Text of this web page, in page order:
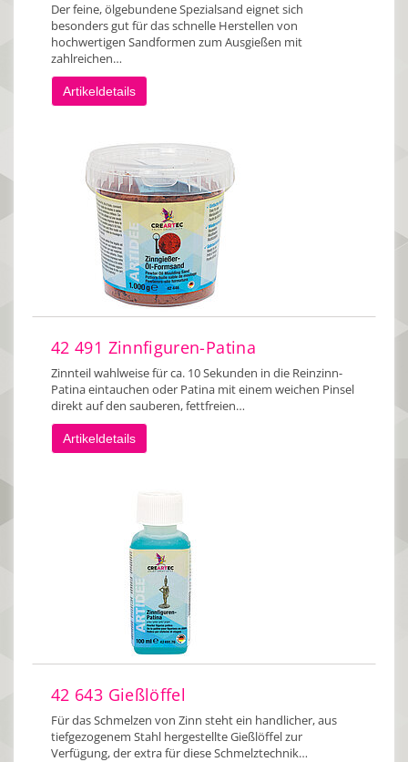
Der feine, ölgebundene Spezialsand eignet sich
besonders gut für das schnelle Herstellen von
hochwertigen Sandformen zum Ausgießen mit
zahlreichen…
Artikeldetails
42 491 Zinnfiguren-Patina
Zinnteil wahlweise für ca. 10 Sekunden in die Reinzinn-
Patina eintauchen oder Patina mit einem weichen Pinsel
direkt auf den sauberen, fettfreien…
Artikeldetails
42 643 Gießlöffel
Für das Schmelzen von Zinn steht ein handlicher, aus
tiefgezogenem Stahl hergestellte Gießlöffel zur
Verfügung, der extra für diese Schmelztechnik…